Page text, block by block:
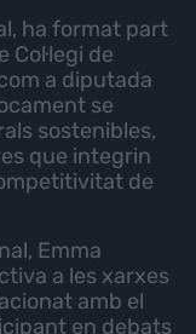
ha format part
de
a diputada
se
sostenibles,
que integrin
de
Emma
a les xarxes
amb el
en debats